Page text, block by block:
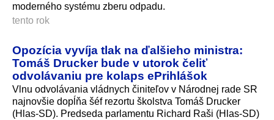
moderného systému zberu odpadu.
tento rok
Opozícia vyvíja tlak na ďalšieho ministra:
Tomáš Drucker bude v utorok čeliť
odvolávaniu pre kolaps ePrihlášok
Vlnu odvolávania vládnych činiteľov v Národnej rade SR
najnovšie dopĺňa šéf rezortu školstva Tomáš Drucker
(Hlas-SD). Predseda parlamentu Richard Raši (Hlas-SD)